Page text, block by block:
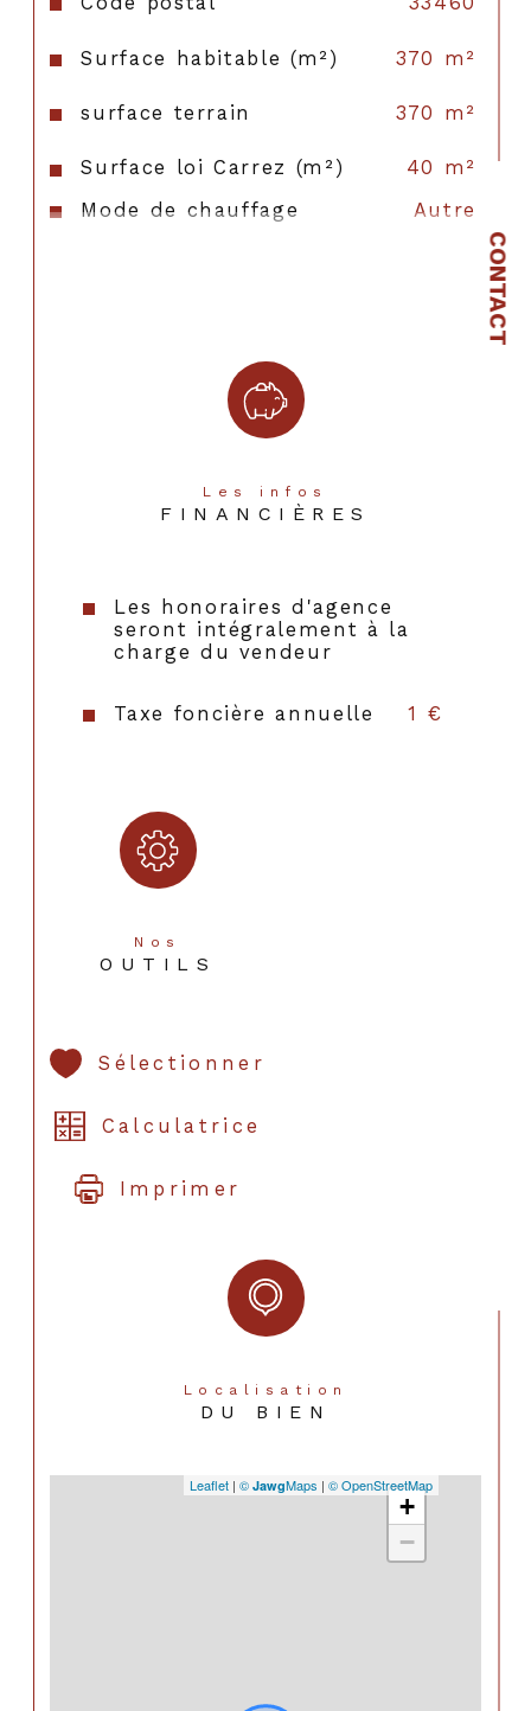
CONTACT
Surface habitable (m²) 370 m²
surface terrain 370 m²
Surface loi Carrez (m²)
40 m²
Mode de chauffage
Autre
Les infos
FINANCIÈRES
Les honoraires d'agence
seront intégralement à la
charge du vendeur
Taxe foncière annuelle 1 €
Nos
OUTILS
Sélectionner
Calculatrice
Imprimer
Localisation
DU BIEN
+
−
Leaflet | © JawgMaps | © OpenStreetMap